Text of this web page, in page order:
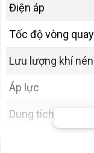
Điện áp
Tốc độ vòng quay
Lưu lượng khí nén
Áp lực
Dung tích